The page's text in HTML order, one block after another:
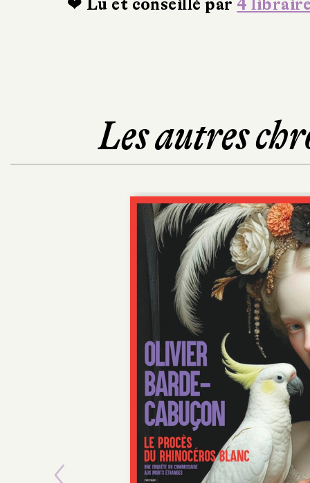
❤ Lu et conseillé par 4
Les autres
POCHE
Previous